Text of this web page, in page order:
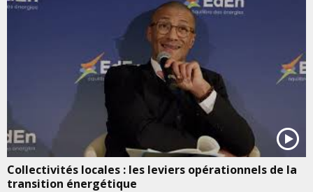
Collectivités locales : les leviers opérationnels de la
transition énergétique